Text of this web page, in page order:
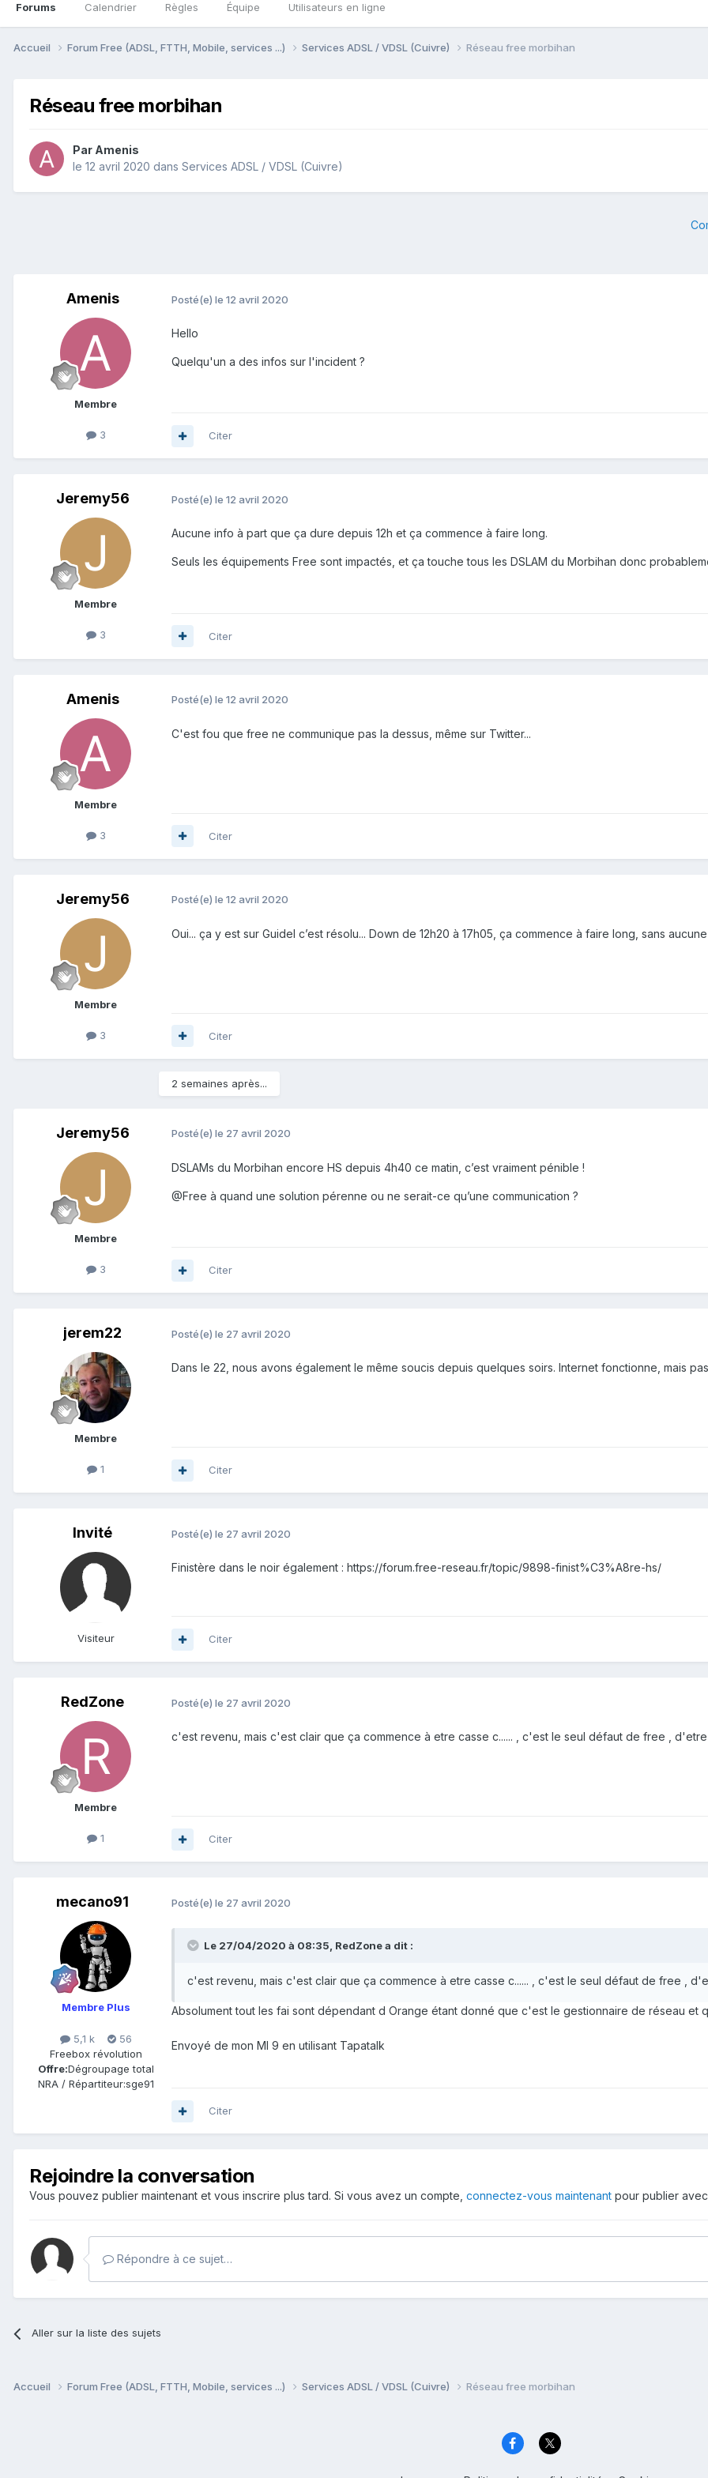
Forums Calendrier Règles Équipe Utilisateurs en ligne
Accueil Forum Free (ADSL, FTTH, Mobile, services ...) Services ADSL / VDSL (Cuivre) Réseau free morbihan
Réseau free morbihan
Par Amenis
le 12 avril 2020 dans Services ADSL / VDSL (Cuivre)
Amenis
Membre
3
Posté(e) le 12 avril 2020
Hello
Quelqu'un a des infos sur l'incident ?
Citer
Jeremy56
Membre
3
Posté(e) le 12 avril 2020
Aucune info à part que ça dure depuis 12h et ça commence à faire long.
Seuls les équipements Free sont impactés, et ça touche tous les DSLAM du Morbihan donc
Citer
Amenis
Membre
3
Posté(e) le 12 avril 2020
C'est fou que free ne communique pas la dessus, même sur Twitter...
Citer
Jeremy56
Membre
3
Posté(e) le 12 avril 2020
Oui... ça y est sur Guidel c’est résolu... Down de 12h20 à 17h05, ça commence à faire long, sans
Citer
2 semaines après...
Jeremy56
Membre
3
Posté(e) le 27 avril 2020
DSLAMs du Morbihan encore HS depuis 4h40 ce matin, c’est vraiment pénible !
@Free à quand une solution pérenne ou ne serait-ce qu’une communication ?
Citer
jerem22
Membre
1
Posté(e) le 27 avril 2020
Dans le 22, nous avons également le même soucis depuis quelques soirs. Internet fonctionne, mais
Citer
Invité
Visiteur
Posté(e) le 27 avril 2020
Finistère dans le noir également : https://forum.free-reseau.fr/topic/9898-finist%C3%A8re-hs/
Citer
RedZone
Membre
1
Posté(e) le 27 avril 2020
c'est revenu, mais c'est clair que ça commence à etre casse c...... , c'est le seul défaut de free ,
Citer
mecano91
Membre Plus
5,1 k
56
Freebox révolution
Offre:Dégroupage total
NRA / Répartiteur:sge91
Posté(e) le 27 avril 2020
Le 27/04/2020 à 08:35, RedZonea dit :
c'est revenu, mais c'est clair que ça commence à etre casse c...... , c'est le seul défaut de free ,
Absolument tout les fai sont dépendant d Orange étant donné que c'est le gestionnaire de réseau et
Envoyé de mon MI 9 en utilisant Tapatalk
Citer
Rejoindre la conversation
Vous pouvez publier maintenant et vous inscrire plus tard. Si vous avez un compte, connectez-vous maintenant pour publier
Répondre à ce sujet…
Aller sur la liste des sujets
Accueil Forum Free (ADSL, FTTH, Mobile, services ...) Services ADSL / VDSL (Cuivre) Réseau free morbihan